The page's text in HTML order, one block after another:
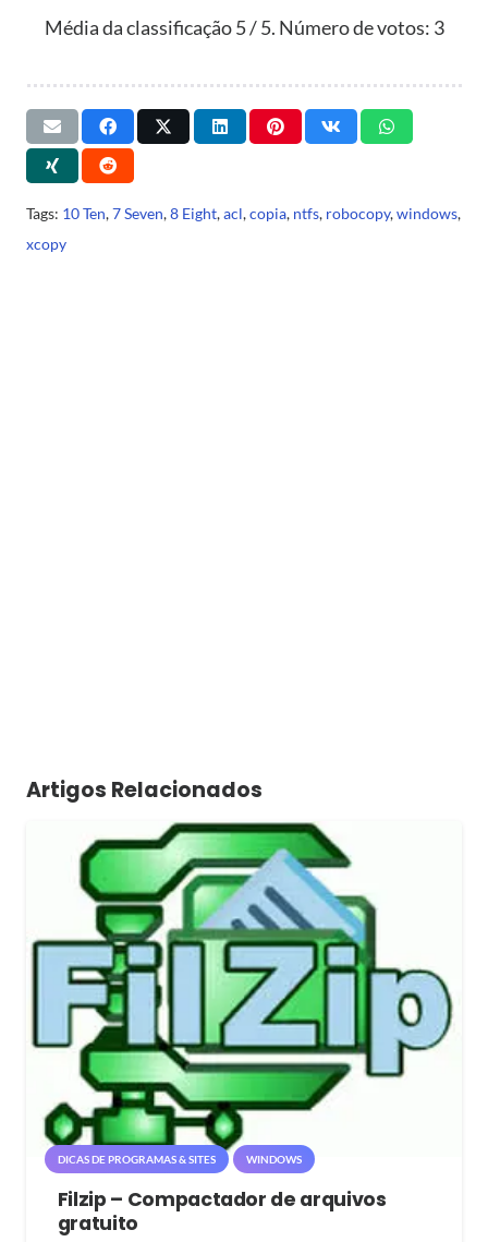
Média da classificação5/ 5. Número de votos: 3
Tags: 10 Ten,7 Seven,8 Eight,acl,copia, ntfs, robocopy,windows,
xcopy
Artigos Relacionados
DICAS DE PROGRAMAS & SITES WINDOWS
Filzip – Compactador de arquivos
gratuito